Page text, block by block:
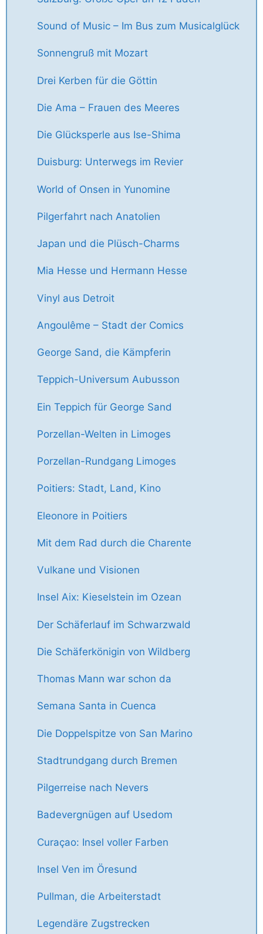
Sound of Music – Im Bus zum Musicalglück
Sonnengruß mit Mozart
Drei Kerben für die Göttin
Die Ama – Frauen des Meeres
Die Glücksperle aus Ise-Shima
Duisburg: Unterwegs im Revier
World of Onsen in Yunomine
Pilgerfahrt nach Anatolien
Japan und die Plüsch-Charms
Mia Hesse und Hermann Hesse
Vinyl aus Detroit
Angoulême – Stadt der Comics
George Sand, die Kämpferin
Teppich-Universum Aubusson
Ein Teppich für George Sand
Porzellan-Welten in Limoges
Porzellan-Rundgang Limoges
Poitiers: Stadt, Land, Kino
Eleonore in Poitiers
Mit dem Rad durch die Charente
Vulkane und Visionen
Insel Aix: Kieselstein im Ozean
Der Schäferlauf im Schwarzwald
Die Schäferkönigin von Wildberg
Thomas Mann war schon da
Semana Santa in Cuenca
Die Doppelspitze von San Marino
Stadtrundgang durch Bremen
Pilgerreise nach Nevers
Badevergnügen auf Usedom
Curaçao: Insel voller Farben
Insel Ven im Öresund
Pullman, die Arbeiterstadt
Legendäre Zugstrecken